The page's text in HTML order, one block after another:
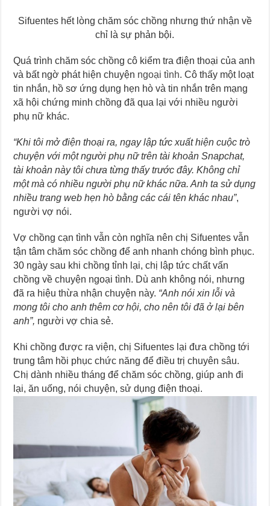
Sifuentes hết lòng chăm sóc chồng nhưng thứ nhận về
chỉ là sự phản bội.
Quá trình chăm sóc chồng cô kiểm tra điện thoại của anh
và bất ngờ phát hiện chuyện ngoại tình. Cô thấy một loạt
tin nhắn, hồ sơ ứng dụng hẹn hò và tin nhắn trên mạng
xã hội chứng minh chồng đã qua lại với nhiều người
phụ nữ khác.
“Khi tôi mở điện thoại ra, ngay lập tức xuất hiện cuộc trò
chuyện với một người phụ nữ trên tài khoản Snapchat,
tài khoản này tôi chưa từng thấy trước đây. Không chỉ
một mà có nhiều người phụ nữ khác nữa. Anh ta sử dụng
nhiều trang web hẹn hò bằng các cái tên khác nhau”,
người vợ nói.
Vợ chồng cạn tình vẫn còn nghĩa nên chị Sifuentes vẫn
tận tâm chăm sóc chồng để anh nhanh chóng bình phục.
30 ngày sau khi chồng tỉnh lại, chị lập tức chất vấn
chồng về chuyện ngoại tình. Dù anh không nói, nhưng
đã ra hiệu thừa nhận chuyện này. “Anh nói xin lỗi và
mong tôi cho anh thêm cơ hội, cho nên tôi đã ở lại bên
anh”, người vợ chia sẻ.
Khi chồng được ra viện, chị Sifuentes lại đưa chồng tới
trung tâm hồi phục chức năng để điều trị chuyên sâu.
Chị dành nhiều tháng để chăm sóc chồng, giúp anh đi
lại, ăn uống, nói chuyện, sử dụng điện thoại.